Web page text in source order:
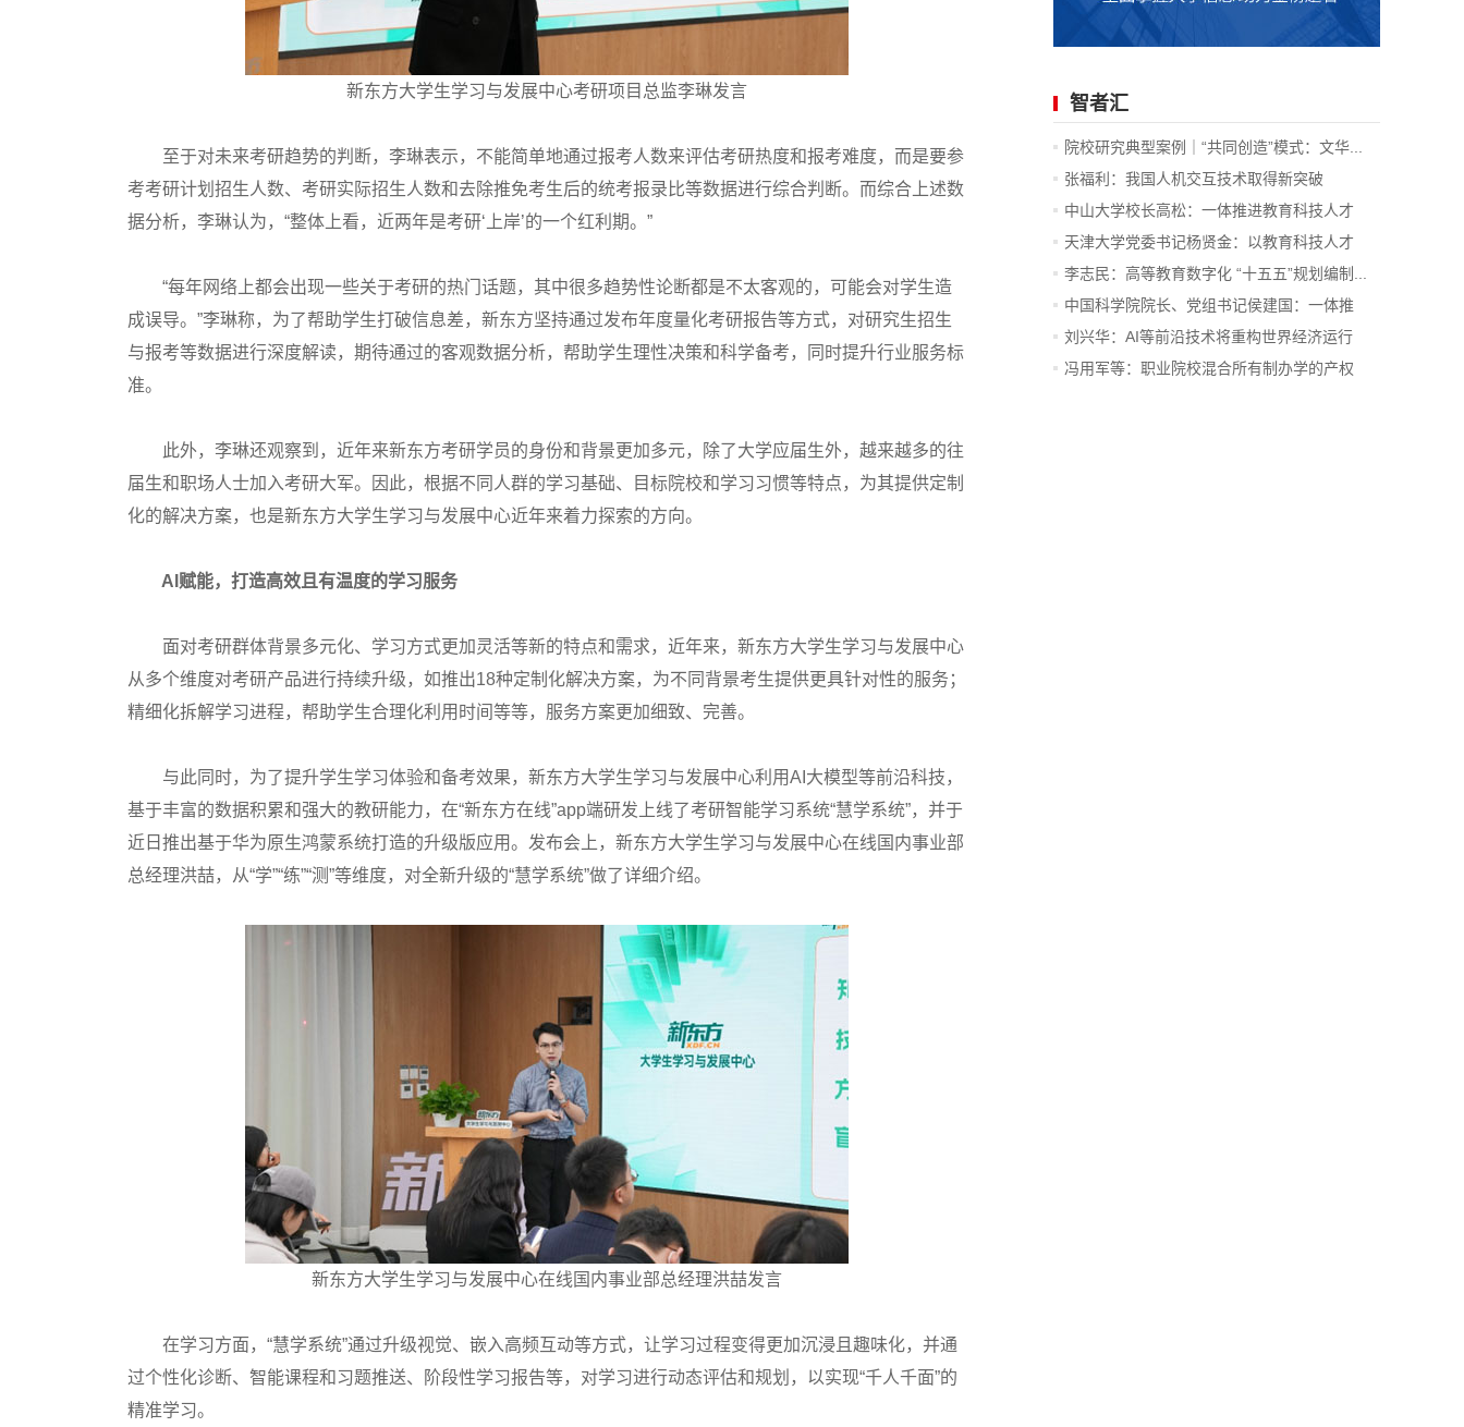
新东方大学生学习与发展中心考研项目总监李琳发言
至于对未来考研趋势的判断，李琳表示，不能简单地通过报考人数来评估考研热度和报考难度，而是要参
考考研计划招生人数、考研实际招生人数和去除推免考生后的统考报录比等数据进行综合判断。而综合上述数
据分析，李琳认为，“整体上看，近两年是考研‘上岸’的一个红利期。”
“每年网络上都会出现一些关于考研的热门话题，其中很多趋势性论断都是不太客观的，可能会对学生造
成误导。”李琳称，为了帮助学生打破信息差，新东方坚持通过发布年度量化考研报告等方式，对研究生招生
与报考等数据进行深度解读，期待通过的客观数据分析，帮助学生理性决策和科学备考，同时提升行业服务标
准。
此外，李琳还观察到，近年来新东方考研学员的身份和背景更加多元，除了大学应届生外，越来越多的往
届生和职场人士加入考研大军。因此，根据不同人群的学习基础、目标院校和学习习惯等特点，为其提供定制
化的解决方案，也是新东方大学生学习与发展中心近年来着力探索的方向。
AI赋能，打造高效且有温度的学习服务
面对考研群体背景多元化、学习方式更加灵活等新的特点和需求，近年来，新东方大学生学习与发展中心
从多个维度对考研产品进行持续升级，如推出18种定制化解决方案，为不同背景考生提供更具针对性的服务；
精细化拆解学习进程，帮助学生合理化利用时间等等，服务方案更加细致、完善。
与此同时，为了提升学生学习体验和备考效果，新东方大学生学习与发展中心利用AI大模型等前沿科技，
基于丰富的数据积累和强大的教研能力，在“新东方在线”app端研发上线了考研智能学习系统“慧学系统”，并于
近日推出基于华为原生鸿蒙系统打造的升级版应用。发布会上，新东方大学生学习与发展中心在线国内事业部
总经理洪喆，从“学”“练”“测”等维度，对全新升级的“慧学系统”做了详细介绍。
新东方大学生学习与发展中心在线国内事业部总经理洪喆发言
在学习方面，“慧学系统”通过升级视觉、嵌入高频互动等方式，让学习过程变得更加沉浸且趣味化，并通
过个性化诊断、智能课程和习题推送、阶段性学习报告等，对学习进行动态评估和规划，以实现“千人千面”的
精准学习。
智者汇
院校研究典型案例｜“共同创造”模式：文华...
张福利：我国人机交互技术取得新突破
中山大学校长高松：一体推进教育科技人才
发...
天津大学党委书记杨贤金：以教育科技人才
一...
李志民：高等教育数字化 “十五五”规划编制...
中国科学院院长、党组书记侯建国：一体推
进...
刘兴华：AI等前沿技术将重构世界经济运行
底...
冯用军等：职业院校混合所有制办学的产权